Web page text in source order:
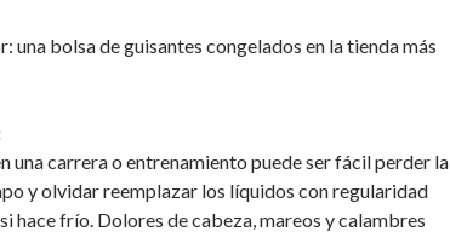
una bolsa de guisantes congelados en la tienda más
una carrera o entrenamiento puede ser fácil perder la
y olvidar reemplazar los líquidos con regularidad
hace frío. Dolores de cabeza, mareos y calambres